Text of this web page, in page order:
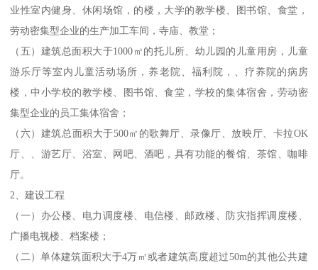
业性室内健身、休闲场馆，的楼，大学的教学楼、图书馆、食堂，
劳动密集型企业的生产加工车间，寺庙、教堂；
（五）建筑总面积大于1000㎡的托儿所、幼儿园的儿童用房，儿童
游乐厅等室内儿童活动场所，养老院、福利院，、疗养院的病房
楼，中小学校的教学楼、图书馆、食堂，学校的集体宿舍，劳动密
集型企业的员工集体宿舍；
（六）建筑总面积大于500㎡的歌舞厅、录像厅、放映厅、卡拉OK
厅、、游艺厅、浴室、网吧、酒吧，具有功能的餐馆、茶馆、咖啡
厅。
2、建设工程
（一）办公楼、电力调度楼、电信楼、邮政楼、防灾指挥调度楼、
广播电视楼、档案楼；
（二）单体建筑面积大于4万㎡或者建筑高度超过50m的其他公共建